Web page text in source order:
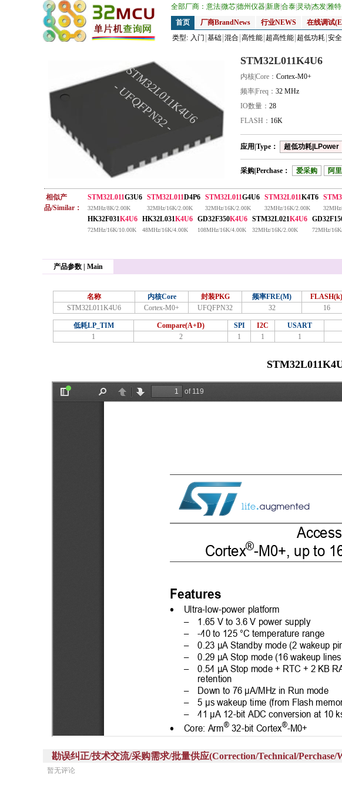
全部厂商： 意法微芯德州仪器新唐合泰 灵动 杰发雅
首页
厂商BrandNews 行业NEWS 在线调试
类型: 入门 基础 混合 高性能 超高性能 超低功耗 安全
STM32L011K4U6
- UFQFPN32 -
STM32L011K4U6
内核|Core： Cortex-M0+
频率|Freq： 32 MHz
IO数量： 28
FLASH： 16K
应用|Type： 超低功耗|LPower
采购|Perchase： 爱采购 阿里
相似产
品/Similar：
STM32L011G3U6
32MHz/8K/2.00K
STM32L011D4P6
32MHz/16K/2.00K
STM32L011G4U6
32MHz/16K/2.00K
STM32L011K4T6
32MHz/16K/2.00K
HK32F031K4U6
72MHz/16K/10.00K
HK32L031K4U6
48MHz/16K/4.00K
GD32F350K4U6
108MHz/16K/4.00K
STM32L021K4U6
32MHz/16K/2.00K 72MHz/
产品参数 | Main
名称 内核Core 封装PKG 频率FRE(M) FLASH(k)
STM32L011K4U6
Cortex-M0+ UFQFPN32 32 16
低耗LP_TIM Compare(A+D) SPI I2C USART
1
2 1 1 1
勘误纠正/技术交流/采购需求/批量供应(Correction/Technical/Perchase/
暂无评论